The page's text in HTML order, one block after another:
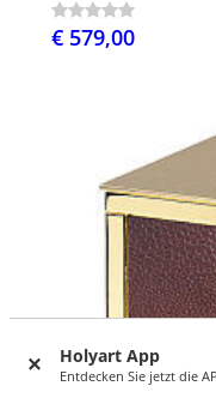
Holyart App
Entdecken Sie jetzt die
€ 579,00